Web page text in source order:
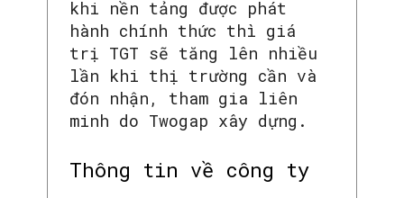
khi nền tảng được phát
hành chính thức thì giá
trị TGT sẽ tăng lên nhiều
lần khi thị trường cần và
đón nhận, tham gia liên
minh do Twogap xây dựng.
Thông tin về công ty